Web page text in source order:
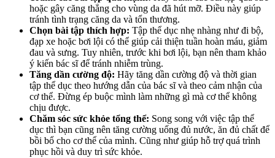
hoặc gây căng thẳng cho vùng da đã hút mỡ. Điều này giúp
tránh tình trạng căng da và tổn thương.
Chọn bài tập thích hợp: Tập thể dục nhẹ nhàng như đi bộ,
đạp xe hoặc bơi lội có thể giúp cải thiện tuần hoàn máu, giảm
đau và sưng. Tuy nhiên, trước khi bơi lội, bạn nên tham khảo
ý kiến bác sĩ để tránh nhiễm trùng.
Tăng dần cường độ: Hãy tăng dần cường độ và thời gian
tập thể dục theo hướng dẫn của bác sĩ và theo cảm nhận của
cơ thể. Đừng ép buộc mình làm những gì mà cơ thể không
chịu được.
Chăm sóc sức khỏe tổng thể: Song song với việc tập thể
dục thì bạn cũng nên tăng cường uống đủ nước, ăn đủ chất để
bồi bổ cho cơ thể của mình. Cũng như giúp hỗ trợ quá trình
phục hồi và duy trì sức khỏe.